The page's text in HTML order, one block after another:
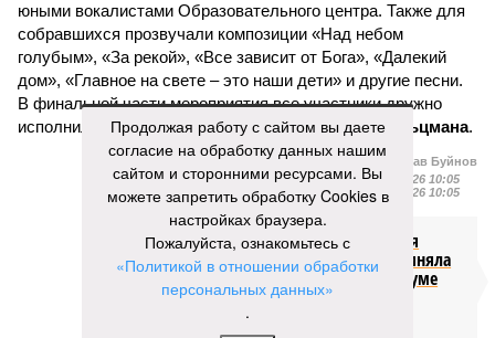
юными вокалистами Образовательного центра. Также для
собравшихся прозвучали композиции «Над небом
голубым», «За рекой», «Все зависит от Бога», «Далекий
дом», «Главное на свете – это наши дети» и другие песни.
В финальной части мероприятия все участники дружно
исполнили песню «Мир дому твоему»Оскара Фельцмана.
Вячеслав Буйнов
Опубликовано:17.05.2026 10:05
Отредактировано:17.05.2026 10:05
Саратовская
делегация приняла
участие в форуме
«Территория
Продолжая работу с сайтом вы даете
согласие на обработку данных нашим
сайтом и сторонними ресурсами. Вы
можете запретить обработку Cookies в
настройках браузера.
Пожалуйста, ознакомьтесь с
«Политикой в отношении обработки
персональных данных»
.